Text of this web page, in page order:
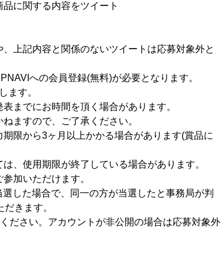
に関する内容をツイート
上記内容と関係のないツイートは応募対象外と
への会員登録(無料)が必要となります。
ます。
までにお時間を頂く場合があります。
ますので、ご了承ください。
限から3ヶ月以上かかる場合があります(賞品に
、使用期限が終了している場合があります。
加いただけます。
した場合で、同一の方が当選したと事務局が判
きます。
ださい。アカウントが非公開の場合は応募対象外